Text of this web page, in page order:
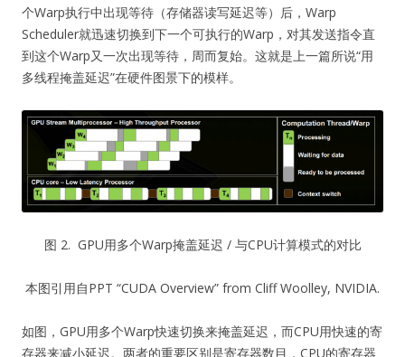
个Warp执行中出现等待（存储器读写延迟等）后，Warp
Scheduler就迅速切换到下一个可执行的Warp，对其发送指令直
到这个Warp又一次出现等待，周而复始。这就是上一篇所说“用
多线程掩盖延迟”在硬件图景下的模样。
图 2. GPU用多个Warp掩盖延迟 / 与CPU计算模式的对比
本图引用自PPT “CUDA Overview” from Cliff Woolley, NVIDIA.
如图，GPU用多个Warp快速切换来掩盖延迟，而CPU用快速的寄
存器来减小延迟。两者的重要区别是寄存器数目，CPU的寄存器